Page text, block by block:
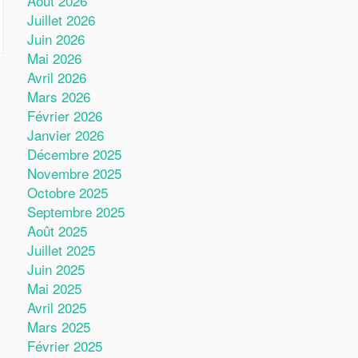
Juillet 2026
Juin 2026
Mai 2026
Avril 2026
Mars 2026
Février 2026
Janvier 2026
Décembre 2025
Novembre 2025
Octobre 2025
Septembre 2025
Août 2025
Juillet 2025
Juin 2025
Mai 2025
Avril 2025
Mars 2025
Février 2025